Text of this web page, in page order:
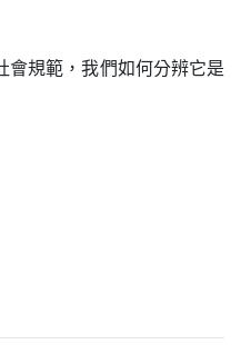
會規範，我們如何分辨它是